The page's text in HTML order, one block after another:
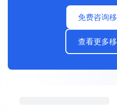
免费咨询
查看更多